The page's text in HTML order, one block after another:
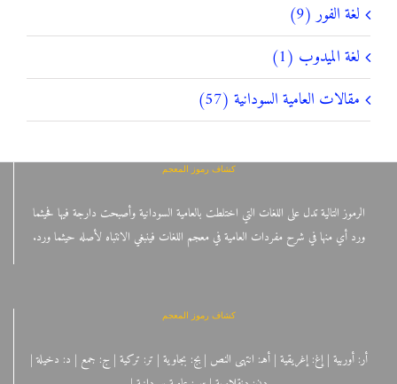
لغة الفور (9)
لغة الميدوب (1)
مقالات العامية السودانية (57)
كشاف رموز المعجم
الرموز التالية تدل على اللغات التي اختلطت بالعامية السودانية وأصبحت دارجة فيها فحيثما
ورد أي منها في شرح مفردات العامية في معجم اللغات فينبغي الانتباه لأصله حيثما ورد.
كشاف رموز المعجم
أر: أوربية | إغ: إغريقية | أهـ: انتهى النص | بج: بجاوية | تر: تركية | ج: جمع | د: دخيلة |